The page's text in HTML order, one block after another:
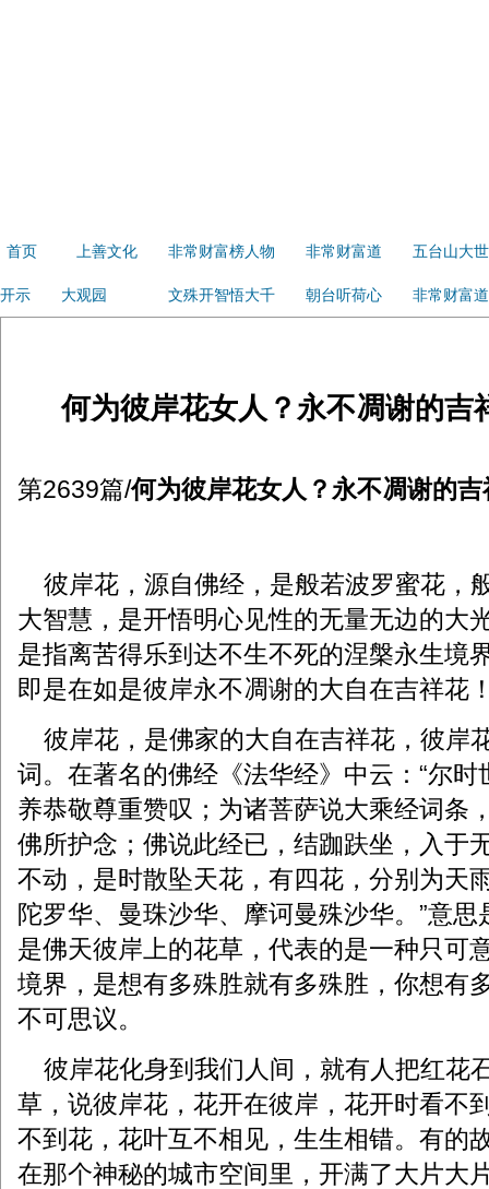
首页 上善文化 非常财富榜人物 非常财富道 五台山大
开示 大观园 文殊开智悟大千 朝台听荷心 非常财富
何为彼岸花女人？永不凋谢的吉
第2639篇/何为彼岸花女人？永不凋谢的
彼岸花，源自佛经，是般若波罗蜜花，
大智慧，是开悟明心见性的无量无边的大
是指离苦得乐到达不生不死的涅槃永生境
即是在如是彼岸永不凋谢的大自在吉祥花
彼岸花，是佛家的大自在吉祥花，彼岸
词。在著名的佛经《法华经》中云：“尔
养恭敬尊重赞叹；为诸菩萨说大乘经词条
佛所护念；佛说此经已，结跏趺坐，入于
不动，是时散坠天花，有四花，分别为天
陀罗华、曼珠沙华、摩诃曼殊沙华。”意
是佛天彼岸上的花草，代表的是一种只可
境界，是想有多殊胜就有多殊胜，你想有
不可思议。
彼岸花化身到我们人间，就有人把红花
草，说彼岸花，花开在彼岸，花开时看不
不到花，花叶互不相见，生生相错。有的
在那个神秘的城市空间里，开满了大片大